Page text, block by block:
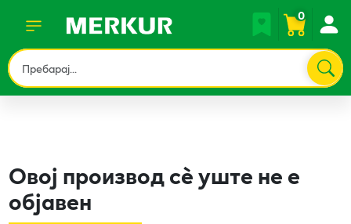
0
Овој производ сè уште не е
објавен